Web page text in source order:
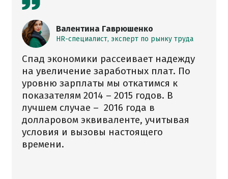
Валентина Гаврюшенко
HR-специалист, эксперт по рынку труда
Спад экономики рассеивает надежду
на увеличение заработных плат. По
уровню зарплаты мы откатимся к
показателям 2014 – 2015 годов. В
лучшем случае – 2016 года в
долларовом эквиваленте, учитывая
условия и вызовы настоящего
времени.